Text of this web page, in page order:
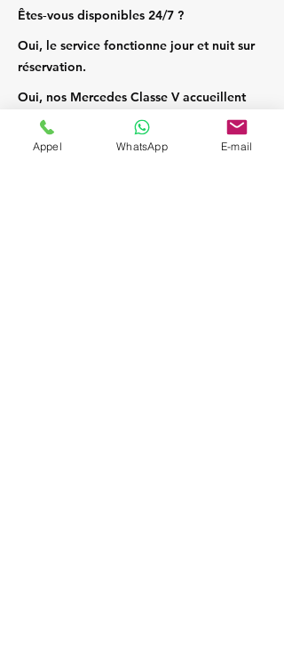
Êtes‑vous disponibles 24/7 ?
Oui, le service fonctionne jour et nuit sur
réservation.
Oui, nos Mercedes Classe V accueillent
jusqu’à 7 passagers et leurs bagages.
Appel WhatsApp E-mail